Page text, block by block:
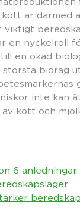
är därmed
en nyckelroll
en ökad
bidrag
inte kan
kött och